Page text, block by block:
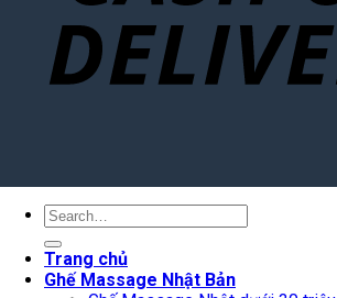
Search
Trang chủ
Ghế Massage Nhật Bản